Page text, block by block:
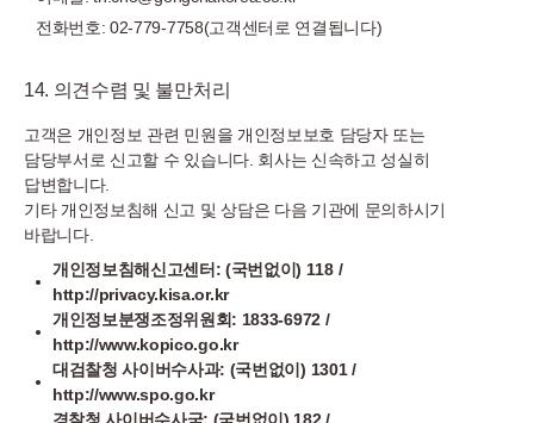
전화번호: 02-779-7758(고객센터로 연결됩니다)
14. 의견수렴 및 불만처리
고객은 개인정보 관련 민원을 개인정보보호 담당자 또는
담당부서로 신고할 수 있습니다. 회사는 신속하고 성실히
답변합니다.
기타 개인정보침해 신고 및 상담은 다음 기관에 문의하시기
바랍니다.
개인정보침해신고센터: (국번없이) 118 /
http://privacy.kisa.or.kr
개인정보분쟁조정위원회: 1833-6972 /
http://www.kopico.go.kr
대검찰청 사이버수사과: (국번없이) 1301 /
http://www.spo.go.kr